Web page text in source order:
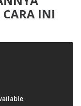
CARA INI